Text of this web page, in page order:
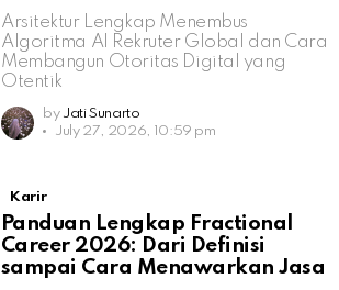
Arsitektur Lengkap Menembus
Algoritma AI Rekruter Global dan Cara
Membangun Otoritas Digital yang
Otentik
by Jati Sunarto
July 27, 2026, 10:59 pm
Karir
Panduan Lengkap Fractional
Career 2026: Dari Definisi
sampai Cara Menawarkan Jasa